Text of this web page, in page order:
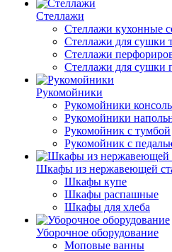
Стеллажи
Стеллажи кухонные
Стеллажи для сушки
Стеллажи
Стеллажи для сушки
Рукомойники
Рукомойники
Рукомойники
Рукомойник с тумбой
Рукомойник с
Шкафы из нержавеющей
Шкафы купе
Шкафы распашные
Шкафы для хлеба
Уборочное оборудование
Моповые ванны